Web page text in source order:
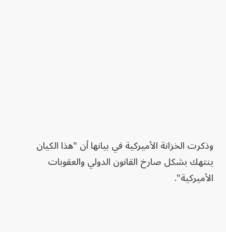
وذكرت الخزانة الأميركية في بيانها أن "هذا الكيان
ينتهك بشكل صارخ القانون الدولي والعقوبات
الأميركية".